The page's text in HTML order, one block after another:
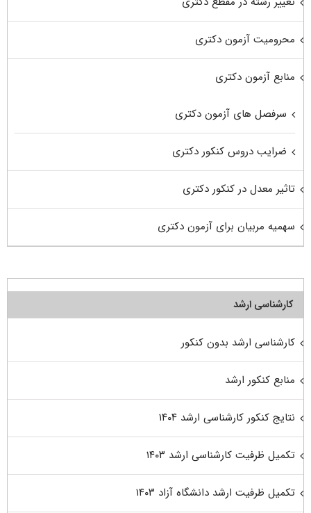
محرومیت آزمون دکتری
منابع آزمون دکتری
سرفصل های آزمون دکتری
ضرایب دروس کنکور دکتری
تاثیر معدل در کنکور دکتری
سهمیه مربیان برای آزمون دکتری
کارشناسی ارشد
کارشناسی ارشد بدون کنکور
منابع کنکور ارشد
نتایج کنکور کارشناسی ارشد ۱۴۰۴
تکمیل ظرفیت کارشناسی ارشد ۱۴۰۳
تکمیل ظرفیت ارشد دانشگاه آزاد ۱۴۰۳